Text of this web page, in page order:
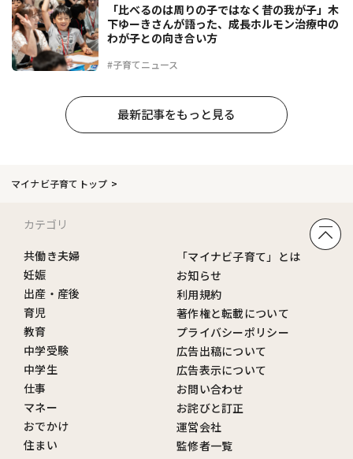
#子育てニュース
「比べるのは周りの子ではなく昔の我が子」木
下ゆーきさんが語った、成長ホルモン治療中の
わが子との向き合い方
最新記事をもっと見る
マイナビ子育てトップ
カテゴリ
共働き夫婦
妊娠
出産・産後
育児
教育
中学受験
中学生
仕事
マネー
おでかけ
住まい
「マイナビ子育て」とは
お知らせ
利用規約
著作権と転載について
プライバシーポリシー
広告出稿について
広告表示について
お問い合わせ
お詫びと訂正
運営会社
監修者一覧